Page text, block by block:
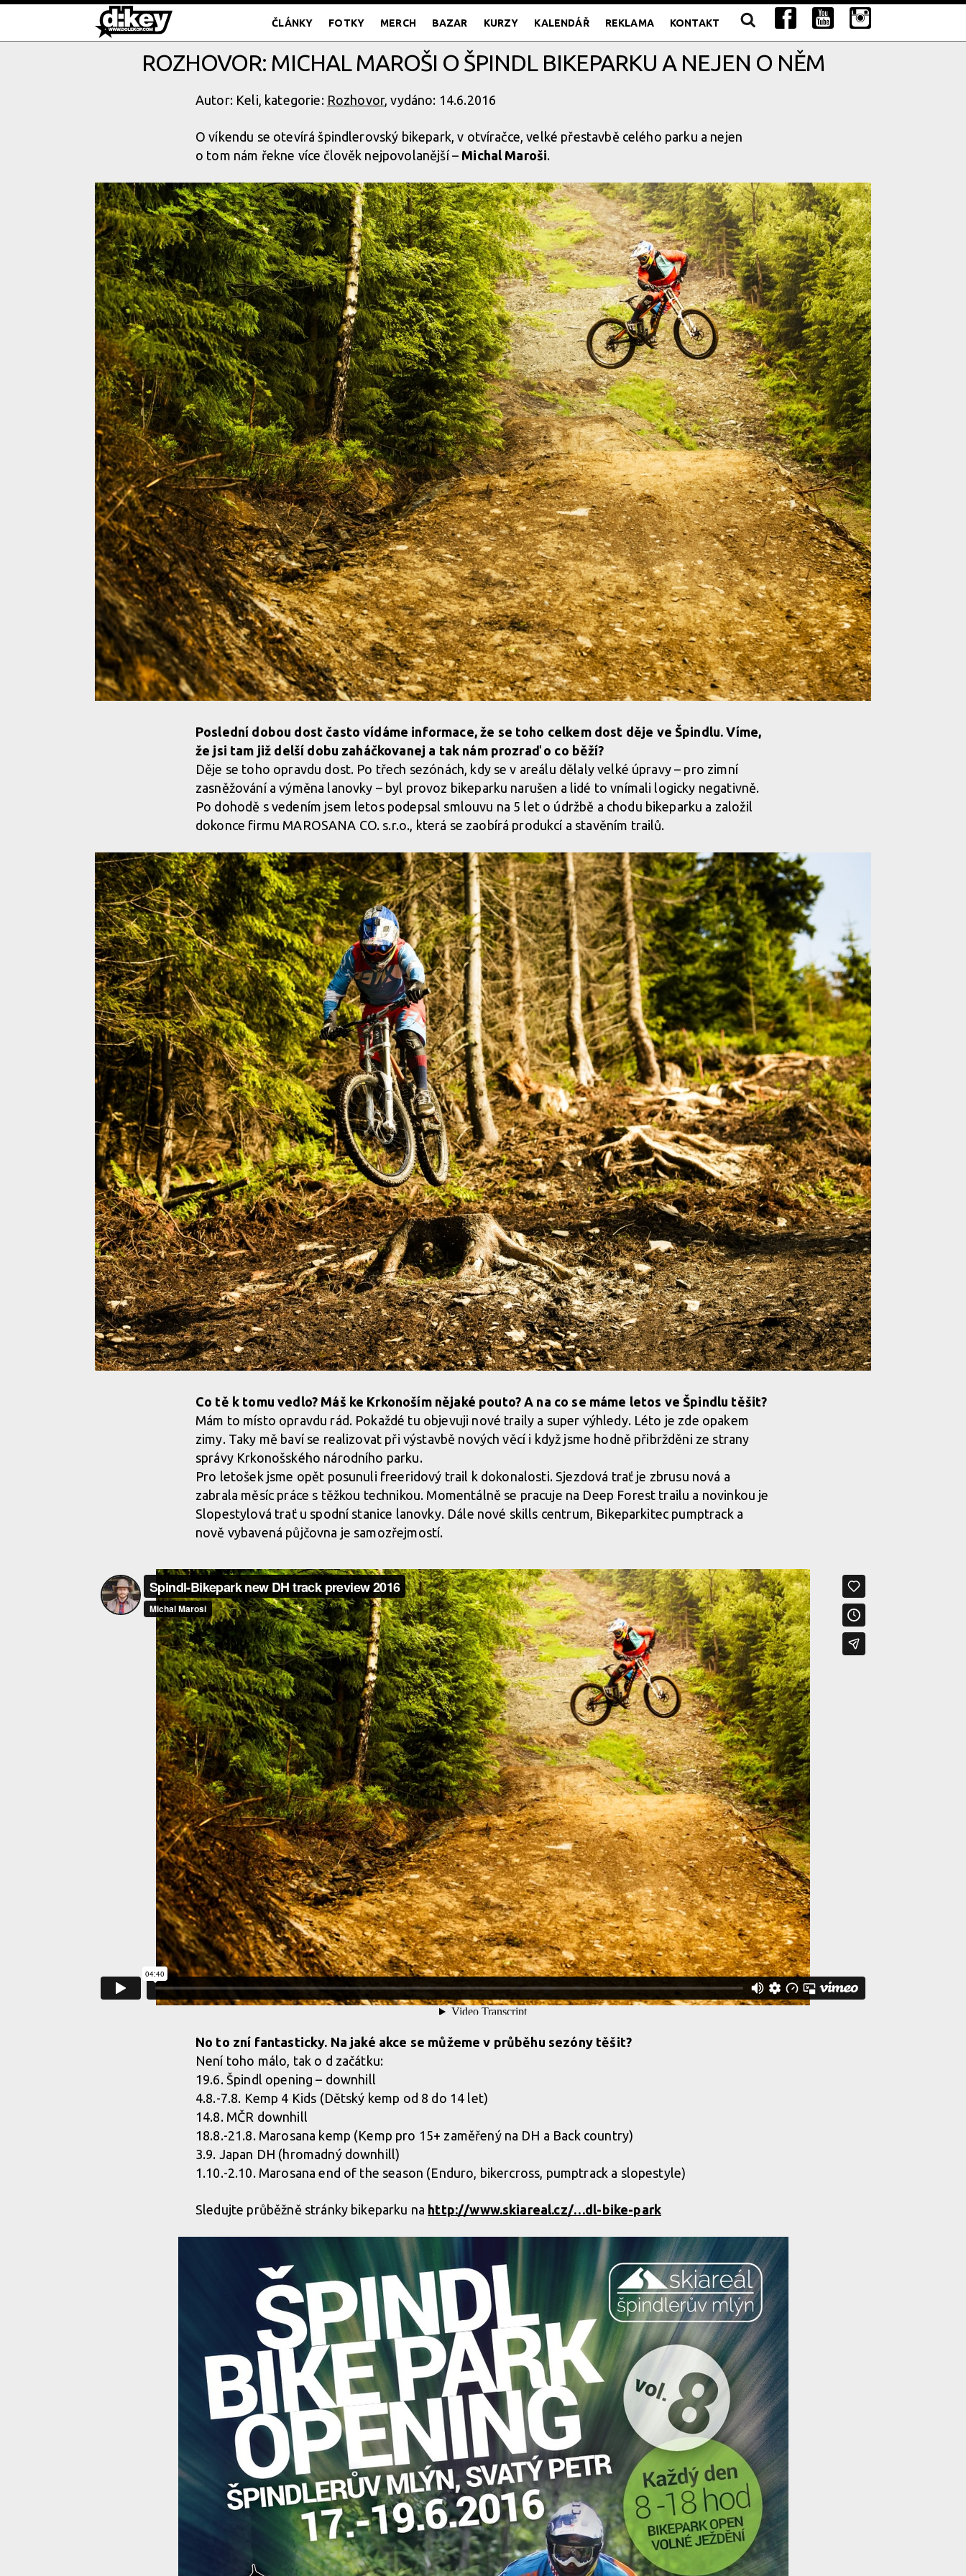
ČLÁNKY FOTKY MERCH BAZAR KURZY KALENDÁŘ REKLAMA KONTAKT
ROZHOVOR: MICHAL MAROŠI O ŠPINDL BIKEPARKU A NEJEN O NĚM
Autor: Keli, kategorie: Rozhovor, vydáno: 14.6.2016
O víkendu se otevírá špindlerovský bikepark, v otvíračce, velké přestavbě celého parku a nejen
o tom nám řekne více člověk nejpovolanější – Michal Maroši.
Poslední dobou dost často vídáme informace, že se toho celkem dost děje ve Špindlu. Víme,
že jsi tam již delší dobu zaháčkovanej a tak nám prozraď o co běží?
Děje se toho opravdu dost. Po třech sezónách, kdy se v areálu dělaly velké úpravy – pro zimní
zasněžování a výměna lanovky – byl provoz bikeparku narušen a lidé to vnímali logicky negativně.
Po dohodě s vedením jsem letos podepsal smlouvu na 5 let o údržbě a chodu bikeparku a založil
dokonce firmu MAROSANA CO. s.r.o., která se zaobírá produkcí a stavěním trailů.
Co tě k tomu vedlo? Máš ke Krkonoším nějaké pouto? A na co se máme letos ve Špindlu těšit?
Mám to místo opravdu rád. Pokaždé tu objevuji nové traily a super výhledy. Léto je zde opakem
zimy. Taky mě baví se realizovat při výstavbě nových věcí i když jsme hodně přibržděni ze strany
správy Krkonošského národního parku.
Pro letošek jsme opět posunuli freeridový trail k dokonalosti. Sjezdová trať je zbrusu nová a
zabrala měsíc práce s těžkou technikou. Momentálně se pracuje na Deep Forest trailu a novinkou je
Slopestylová trať u spodní stanice lanovky. Dále nové skills centrum, Bikeparkitec pumptrack a
nově vybavená půjčovna je samozřejmostí.
No to zní fantasticky. Na jaké akce se můžeme v průběhu sezóny těšit?
Není toho málo, tak o d začátku:
19.6. Špindl opening – downhill
4.8.-7.8. Kemp 4 Kids (Dětský kemp od 8 do 14 let)
14.8. MČR downhill
18.8.-21.8. Marosana kemp (Kemp pro 15+ zaměřený na DH a Back country)
3.9. Japan DH (hromadný downhill)
1.10.-2.10. Marosana end of the season (Enduro, bikercross, pumptrack a slopestyle)
Sledujte průběžně stránky bikeparku na http://www.skiareal.cz/…dl-bike-park